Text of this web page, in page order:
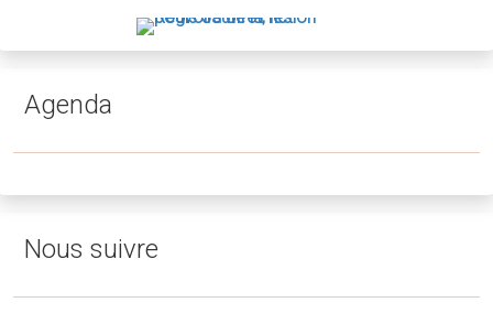
Agenda
Nous suivre